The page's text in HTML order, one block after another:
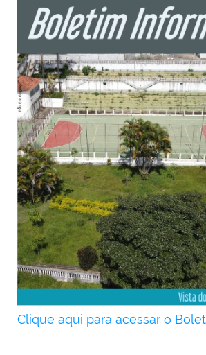
Clique aqui para acessar o